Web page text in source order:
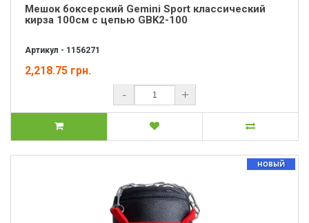
Мешок боксерский Gemini Sport классический
кирза 100см с цепью GBK2-100
Артикул - 1156271
2,218.75 грн.
- +
НОВЫЙ